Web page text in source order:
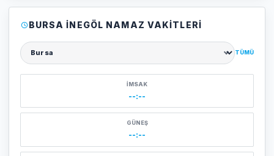
BURSA İNEGÖL NAMAZ VAKITLERI
Şehir seçin
TÜMÜ
İMSAK
--:--
GÜNEŞ
--:--